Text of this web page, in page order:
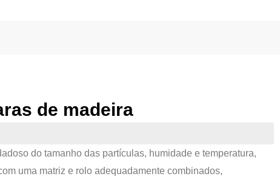
de madeira
do tamanho das partículas, humidade e temperatura,
uma matriz e rolo adequadamente combinados,